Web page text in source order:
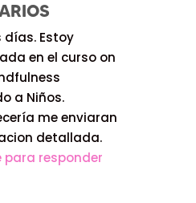
días. Estoy
en el curso on
a Niños.
me enviaran
detallada.
para responder